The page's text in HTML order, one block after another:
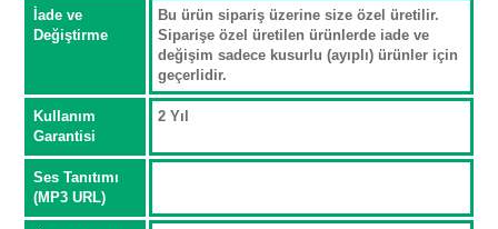
İade ve
Değiştirme
Bu ürün sipariş üzerine size özel üretilir.
Siparişe özel üretilen ürünlerde iade ve
değişim sadece kusurlu (ayıplı) ürünler için
geçerlidir.
Kullanım
Garantisi
2 Yıl
Ses Tanıtımı
(MP3 URL)